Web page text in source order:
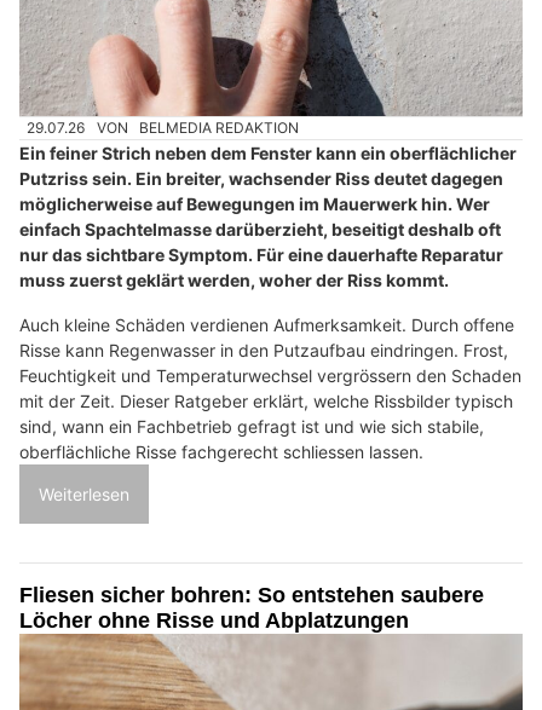
29.07.26 VON BELMEDIA REDAKTION
Ein feiner Strich neben dem Fenster kann ein oberflächlicher
Putzriss sein. Ein breiter, wachsender Riss deutet dagegen
möglicherweise auf Bewegungen im Mauerwerk hin. Wer
einfach Spachtelmasse darüberzieht, beseitigt deshalb oft
nur das sichtbare Symptom. Für eine dauerhafte Reparatur
muss zuerst geklärt werden, woher der Riss kommt.
Auch kleine Schäden verdienen Aufmerksamkeit. Durch offene
Risse kann Regenwasser in den Putzaufbau eindringen. Frost,
Feuchtigkeit und Temperaturwechsel vergrössern den Schaden
mit der Zeit. Dieser Ratgeber erklärt, welche Rissbilder typisch
sind, wann ein Fachbetrieb gefragt ist und wie sich stabile,
oberflächliche Risse fachgerecht schliessen lassen.
Weiterlesen
Fliesen sicher bohren: So entstehen saubere
Löcher ohne Risse und Abplatzungen